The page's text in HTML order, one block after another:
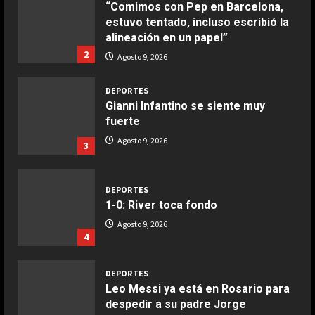
COCINA
Ensalada de espinacas deliciosa
COCINA
aire
Buñuelos de alcachofas
COCINA
2
“Comimos con Pep en Barcelona,
estuvo tentado, incluso escribió la
alineación en un papel”
Agosto 9, 2026
3
DEPORTES
Gianni Infantino se siente muy
fuerte
Agosto 9, 2026
4
DEPORTES
1-0: River toca fondo
Agosto 9, 2026
DEPORTES
Leo Messi ya está en Rosario para
despedir a su padre Jorge